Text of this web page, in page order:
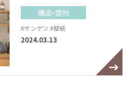
構造・建材
#サンゲツ #壁紙
2024.03.13